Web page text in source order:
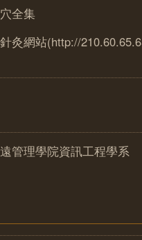
全集
灸網站(http://
管理學院資訊工程學系